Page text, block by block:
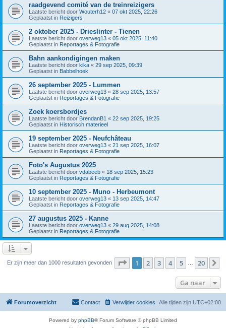
raadgevend comité van de treinreizigers
Laatste bericht door Wouterh12 « 07 okt 2025, 22:26
Geplaatst in Reizigers
2 oktober 2025 - Drieslinter - Tienen
Laatste bericht door overweg13 « 05 okt 2025, 11:40
Geplaatst in Reportages & Fotografie
Bahn aankondigingen maken
Laatste bericht door kika « 29 sep 2025, 09:39
Geplaatst in Babbelhoek
26 september 2025 - Lummen
Laatste bericht door overweg13 « 28 sep 2025, 13:57
Geplaatst in Reportages & Fotografie
Zoek koersbordjes
Laatste bericht door BrendanB1 « 22 sep 2025, 19:25
Geplaatst in Historisch materieel
19 september 2025 - Neufchâteau
Laatste bericht door overweg13 « 21 sep 2025, 16:07
Geplaatst in Reportages & Fotografie
Foto's Augustus 2025
Laatste bericht door vdabeeb « 18 sep 2025, 15:23
Geplaatst in Reportages & Fotografie
10 september 2025 - Muno - Herbeumont
Laatste bericht door overweg13 « 13 sep 2025, 14:47
Geplaatst in Reportages & Fotografie
27 augustus 2025 - Kanne
Laatste bericht door overweg13 « 29 aug 2025, 14:08
Geplaatst in Reportages & Fotografie
Er zijn meer dan 1000 resultaten gevonden Pagina van 20
1 2 3 4 5 20
Ga naar
Forumoverzicht Alle tijden zijn UTC+02:00
Verwijder cookies
Contact
Powered by phpBB® Forum Software © phpBB Limited